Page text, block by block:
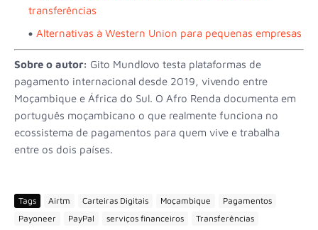
transferências
Alternativas à Western Union para pequenas empresas
Sobre o autor: Gito Mundlovo testa plataformas de
pagamento internacional desde 2019, vivendo entre
Moçambique e África do Sul. O Afro Renda documenta em
português moçambicano o que realmente funciona no
ecossistema de pagamentos para quem vive e trabalha
entre os dois países.
Tags Airtm Carteiras Digitais Moçambique
Pagamentos
Payoneer
PayPal serviços financeiros Transferências